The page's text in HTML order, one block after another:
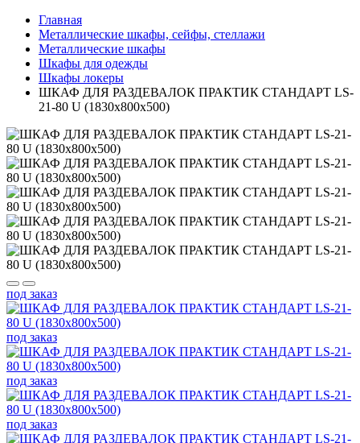
Главная
Металлические шкафы, сейфы, стеллажи
Металлические шкафы
Шкафы для одежды
Шкафы локеры
ШКАФ ДЛЯ РАЗДЕВАЛОК ПРАКТИК СТАНДАРТ LS-
21-80 U (1830x800x500)
под заказ
под заказ
под заказ
под заказ